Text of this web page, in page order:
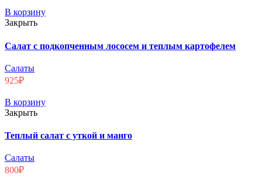
В корзину
Закрыть
Салат с подкопченным лососем и теплым картофелем
Салаты
925₽
В корзину
Закрыть
Теплый салат с уткой и манго
Салаты
800₽